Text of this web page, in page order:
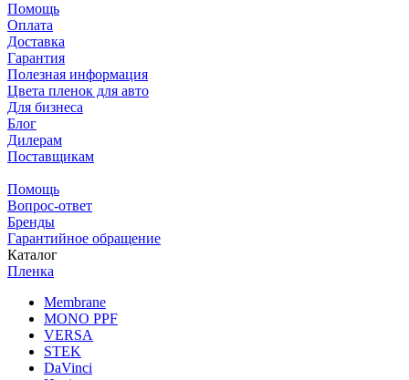
Помощь
Оплата
Доставка
Гарантия
Полезная информация
Цвета пленок для авто
Для бизнеса
Блог
Дилерам
Поставщикам
Помощь
Вопрос-ответ
Бренды
Гарантийное обращение
Каталог
Пленка
Membrane
MONO PPF
VERSA
STEK
DaVinci